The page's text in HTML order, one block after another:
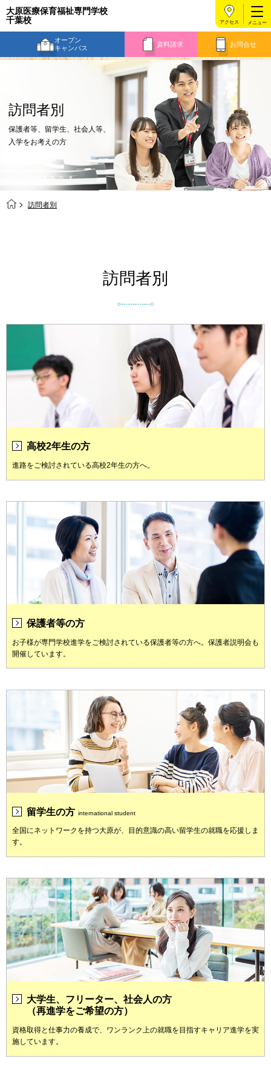
大原医療保育福祉専門学校
千葉校
オープン
キャンパス
資料請求 お問合せ
アクセス
訪問者別
保護者等、留学生、社会人等、
入学をお考えの方
訪問者別
訪問者別
高校2年生の方
進路をご検討されている高校2年生の方へ。
保護者等の方
お子様が専門学校進学をご検討されている保護者等の方へ。保護者説明会も
開催しています。
留学生の方 international student
全国にネットワークを持つ大原が、目的意識の高い留学生の就職を応援しま
す。
大学生、フリーター、社会人の方
（再進学をご希望の方）
資格取得と仕事力の養成で、ワンランク上の就職を目指すキャリア進学を実
施しています。